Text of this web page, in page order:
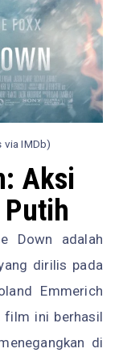
via IMDb)
Aksi
Putih
Down adalah
dirilis pada
Emmerich
film ini berhasil
di